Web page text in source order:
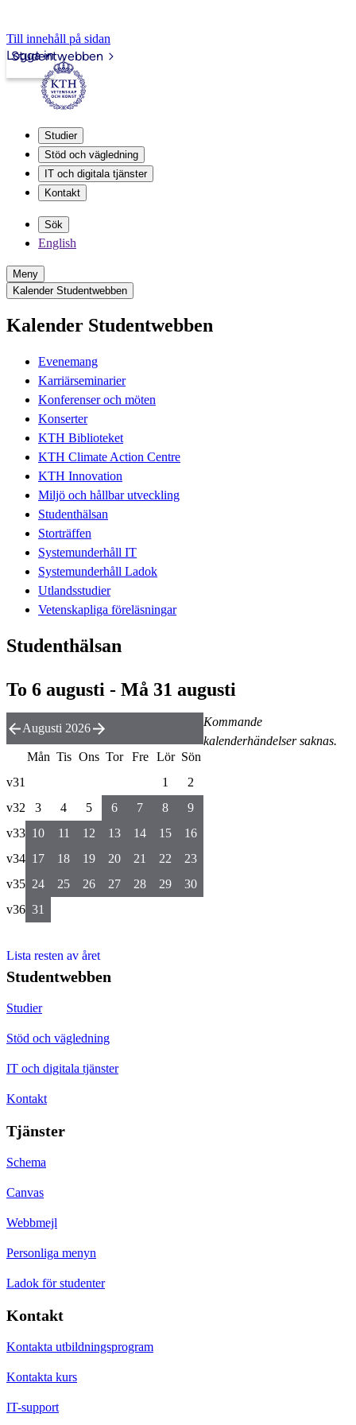
Till innehåll på sidan
Studentwebben
Logga in
Studier
Stöd och vägledning
IT och digitala tjänster
Kontakt
Sök
English
Meny
Kalender Studentwebben
Kalender Studentwebben
Evenemang
Karriärseminarier
Konferenser och möten
Konserter
KTH Biblioteket
KTH Climate Action Centre
KTH Innovation
Miljö och hållbar utveckling
Studenthälsan
Storträffen
Systemunderhåll IT
Systemunderhåll Ladok
Utlandsstudier
Vetenskapliga föreläsningar
Studenthälsan
To 6 augusti - Må 31 augusti
Kommande
kalenderhändelser saknas.
Augusti 2026
Mån Tis Ons Tor Fre Lör Sön
v31
1
2
v32
3 4 5 6 7 8
9
v33 10 11 12 13 14 15
16
v34 17 18 19 20 21 22
23
v35 24 25 26 27 28 29
30
v36 31
Lista resten av året
Studentwebben
Studier
Stöd och vägledning
IT och digitala tjänster
Kontakt
Tjänster
Schema
Canvas
Webbmejl
Personliga menyn
Ladok för studenter
Kontakt
Kontakta utbildningsprogram
Kontakta kurs
IT-support